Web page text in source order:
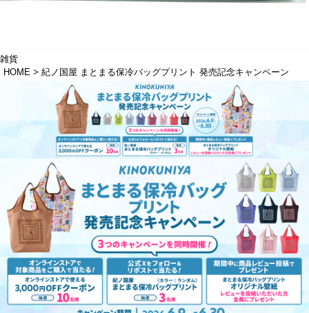
雑貨
HOME
紀ノ国屋 まとまる保冷バッグプリント 発売記念キャンペーン